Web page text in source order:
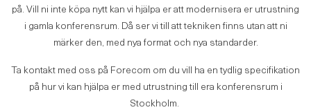
på. Vill ni inte köpa nytt kan vi hjälpa er att modernisera er utrustning
i gamla konferensrum. Då ser vi till att tekniken finns utan att ni
märker den, med nya format och nya standarder.
Ta kontakt med oss på Forecom om du vill ha en tydlig specifikation
på hur vi kan hjälpa er med utrustning till era konferensrum i
Stockholm.